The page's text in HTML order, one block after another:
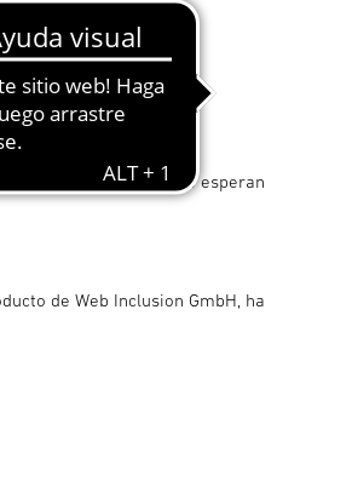
de pantalla, ya que esperan
de Web Inclusion GmbH, ha